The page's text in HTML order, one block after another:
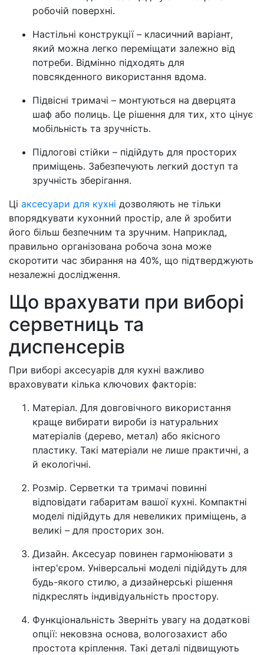
робочій поверхні.
Настільні конструкції – класичний варіант,
який можна легко переміщати залежно від
потреби. Відмінно підходять для
повсякденного використання вдома.
Підвісні тримачі – монтуються на дверцята
шаф або полиць. Це рішення для тих, хто цінує
мобільність та зручність.
Підлогові стійки – підійдуть для просторих
приміщень. Забезпечують легкий доступ та
зручність зберігання.
Ці аксесуари для кухні дозволяють не тільки
впорядкувати кухонний простір, але й зробити
його більш безпечним та зручним. Наприклад,
правильно організована робоча зона може
скоротити час збирання на 40%, що підтверджують
незалежні дослідження.
Що врахувати при виборі
серветниць та
диспенсерів
При виборі аксесуарів для кухні важливо
враховувати кілька ключових факторів:
Матеріал. Для довговічного використання
краще вибирати вироби із натуральних
матеріалів (дерево, метал) або якісного
пластику. Такі матеріали не лише практичні, а
й екологічні.
Розмір. Серветки та тримачі повинні
відповідати габаритам вашої кухні. Компактні
моделі підійдуть для невеликих приміщень, а
великі – для просторих зон.
Дизайн. Аксесуар повинен гармоніювати з
інтер'єром. Універсальні моделі підійдуть для
будь-якого стилю, а дизайнерські рішення
підкреслять індивідуальність простору.
Функціональність Зверніть увагу на додаткові
опції: нековзна основа, вологозахист або
простота кріплення. Такі деталі підвищують